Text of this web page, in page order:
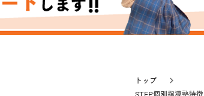
トップ
STEP個別指導塾特徴